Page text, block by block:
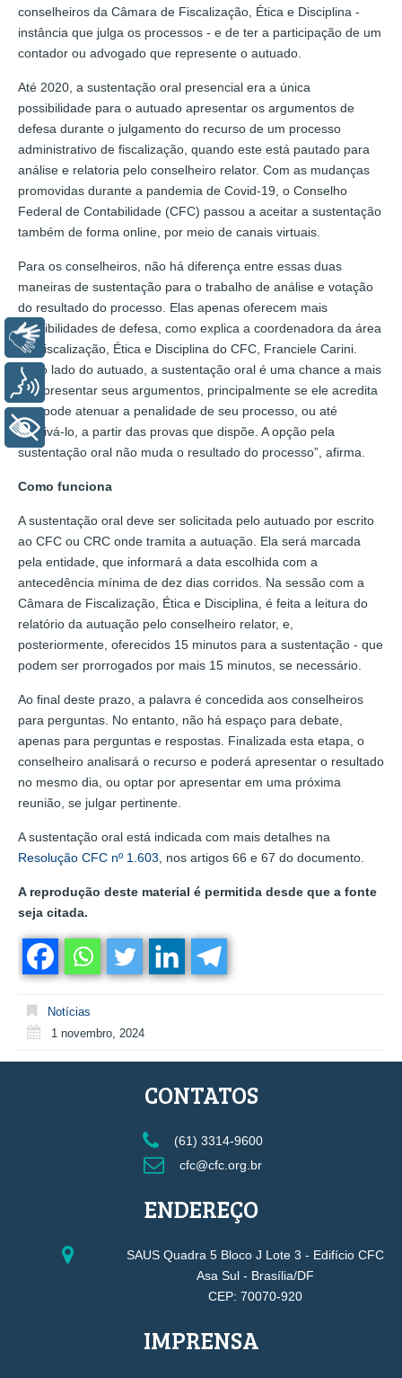
conselheiros da Câmara de Fiscalização, Ética e Disciplina -
instância que julga os processos - e de ter a participação de um
contador ou advogado que represente o autuado.
Até 2020, a sustentação oral presencial era a única
possibilidade para o autuado apresentar os argumentos de
defesa durante o julgamento do recurso de um processo
administrativo de fiscalização, quando este está pautado para
análise e relatoria pelo conselheiro relator. Com as mudanças
promovidas durante a pandemia de Covid-19, o Conselho
Federal de Contabilidade (CFC) passou a aceitar a sustentação
também de forma online, por meio de canais virtuais.
Para os conselheiros, não há diferença entre essas duas
maneiras de sustentação para o trabalho de análise e votação
do resultado do processo. Elas apenas oferecem mais
possibilidades de defesa, como explica a coordenadora da área
de Fiscalização, Ética e Disciplina do CFC, Franciele Carini.
“Pelo lado do autuado, a sustentação oral é uma chance a mais
de apresentar seus argumentos, principalmente se ele acredita
que pode atenuar a penalidade de seu processo, ou até
arquivá-lo, a partir das provas que dispõe. A opção pela
sustentação oral não muda o resultado do processo”, afirma.
Como funciona
A sustentação oral deve ser solicitada pelo autuado por escrito
ao CFC ou CRC onde tramita a autuação. Ela será marcada
pela entidade, que informará a data escolhida com a
antecedência mínima de dez dias corridos. Na sessão com a
Câmara de Fiscalização, Ética e Disciplina, é feita a leitura do
relatório da autuação pelo conselheiro relator, e,
posteriormente, oferecidos 15 minutos para a sustentação - que
podem ser prorrogados por mais 15 minutos, se necessário.
Ao final deste prazo, a palavra é concedida aos conselheiros
para perguntas. No entanto, não há espaço para debate,
apenas para perguntas e respostas. Finalizada esta etapa, o
conselheiro analisará o recurso e poderá apresentar o resultado
no mesmo dia, ou optar por apresentar em uma próxima
reunião, se julgar pertinente.
A sustentação oral está indicada com mais detalhes na
Resolução CFC nº 1.603 , nos artigos 66 e 67 do documento.
A reprodução deste material é permitida desde que a fonte
seja citada.
Notícias
1 novembro, 2024
CONTATOS
(61) 3314-9600
cfc@cfc.org.br
ENDEREÇO
SAUS Quadra 5 Bloco J Lote 3 - Edifício CFC
Asa Sul - Brasília/DF
CEP: 70070-920
IMPRENSA
Libras
+ Acessibilidade